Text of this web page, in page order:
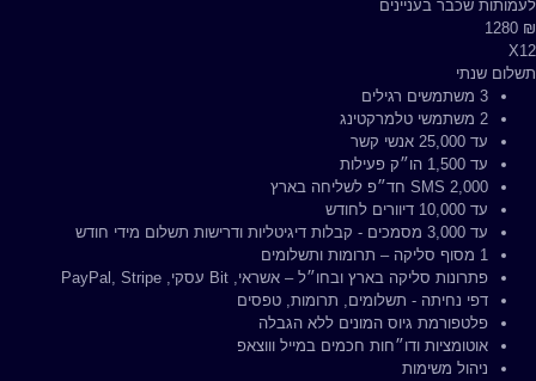
לעמותות שכבר בעניינים
₪
1280
X12
תשלום שנתי
3 משתמשים רגילים
2 משתמשי טלמרקטינג
עד 25,000 אנשי קשר
עד 1,500 הו״ק פעילות
2,000 SMS חד״פ לשליחה בארץ
עד 10,000 דיוורים לחודש
עד 3,000 מסמכים - קבלות דיגיטליות ודרישות תשלום מידי חודש
1 מסוף סליקה – תרומות ותשלומים
פתרונות סליקה בארץ ובחו״ל – אשראי, Bit עסקי, PayPal, Stripe
דפי נחיתה - תשלומים, תרומות, טפסים
פלטפורמת גיוס המונים ללא הגבלה
אוטומציות ודו״חות חכמים במייל וווצאפ
ניהול משימות
לארגונים ועמותות גדולות
₪
2100
8 משתמשים רגילים
5 משתמשי טלמרקטינג
עד 50,000 אנשי קשר
עד 3,500 הו״ק פעילות
10,000 SMS חד״פ לשליחה בארץ
עד 25,000 דיוורים לחודש
עד 7,000 מסמכים - קבלות דיגיטליות ודרישות תשלום מידי חודש
2 מסוף סליקה – תרומות ותשלומים
פתרונות סליקה בארץ ובחו״ל – אשראי, Bit עסקי, PayPal, Stripe
דפי נחיתה - תשלומים, תרומות, טפסים
פלטפורמת גיוס המונים ללא הגבלה
אוטומציות ודו״חות חכמים במייל וווצאפ
ניהול משימות
דו"חות מותאמים להנה"ח וחשבשבת